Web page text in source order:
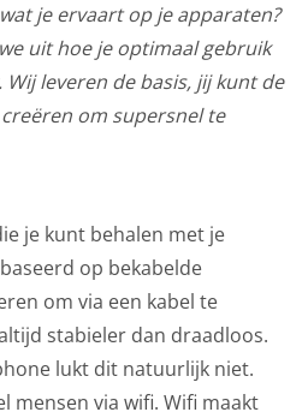
je ervaart op je apparaten?
uit hoe je optimaal gebruik
leveren de basis, jij kunt de
om supersnel te
je kunt behalen met je
op bekabelde
om via een kabel te
stabieler dan draadloos.
lukt dit natuurlijk niet.
mensen via wifi. Wifi maakt